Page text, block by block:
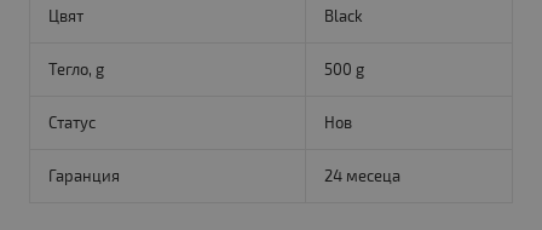
Цвят Black
Тегло, g 500 g
Статус Нов
Гаранция 24 месеца